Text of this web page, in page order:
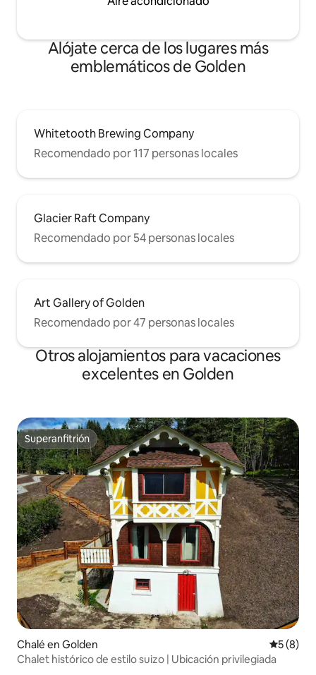
Alójate cerca de los lugares más
emblemáticos de Golden
Whitetooth Brewing Company
Recomendado por 117 personas locales
Glacier Raft Company
Recomendado por 54 personas locales
Art Gallery of Golden
Recomendado por 47 personas locales
Otros alojamientos para vacaciones
excelentes en Golden
Superanfitrión
Superanfitrión
Chalé en Golden
5 (8)
Chalet histórico de estilo suizo | Ubicación privilegiada